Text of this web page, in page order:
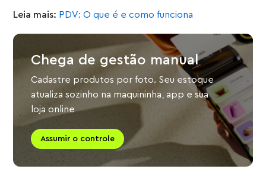
Leia mais: PDV: O que é e como funciona
Chega de gestão manual
Cadastre produtos por foto. Seu estoque
atualiza sozinho na maquininha, app e sua
loja online
Assumir o controle